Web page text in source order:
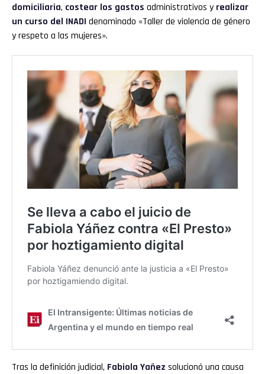
domiciliaria, costear los gastos administrativos y realizar
un curso del INADI denominado «Taller de violencia de género
y respeto a las mujeres».
Tras la definición judicial, Fabiola Yañez solucionó una causa